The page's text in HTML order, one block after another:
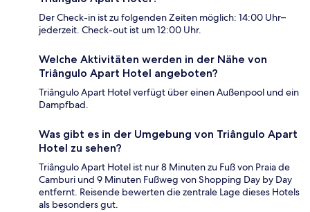
Der Check-in ist zu folgenden Zeiten möglich: 14:00 Uhr–
jederzeit. Check-out ist um 12:00 Uhr.
Welche Aktivitäten werden in der Nähe von
Triângulo Apart Hotel angeboten?
Triângulo Apart Hotel verfügt über einen Außenpool und ein
Dampfbad.
Was gibt es in der Umgebung von Triângulo Apart
Hotel zu sehen?
Triângulo Apart Hotel ist nur 8 Minuten zu Fuß von Praia de
Camburi und 9 Minuten Fußweg von Shopping Day by Day
entfernt. Reisende bewerten die zentrale Lage dieses Hotels
als besonders gut.